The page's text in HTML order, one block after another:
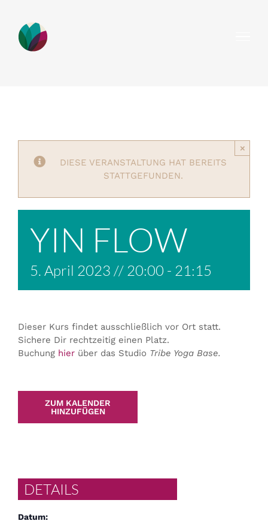
springen
DIESE VERANSTALTUNG HAT BEREITS
STATTGEFUNDEN.
×
YIN FLOW
5. April 2023 // 20:00 - 21:15
Dieser Kurs findet ausschließlich vor Ort statt.
Sichere Dir rechtzeitig einen Platz.
Buchung hierüber das Studio Tribe Yoga Base.
ZUM KALENDER
HINZUFÜGEN
DETAILS
Datum: